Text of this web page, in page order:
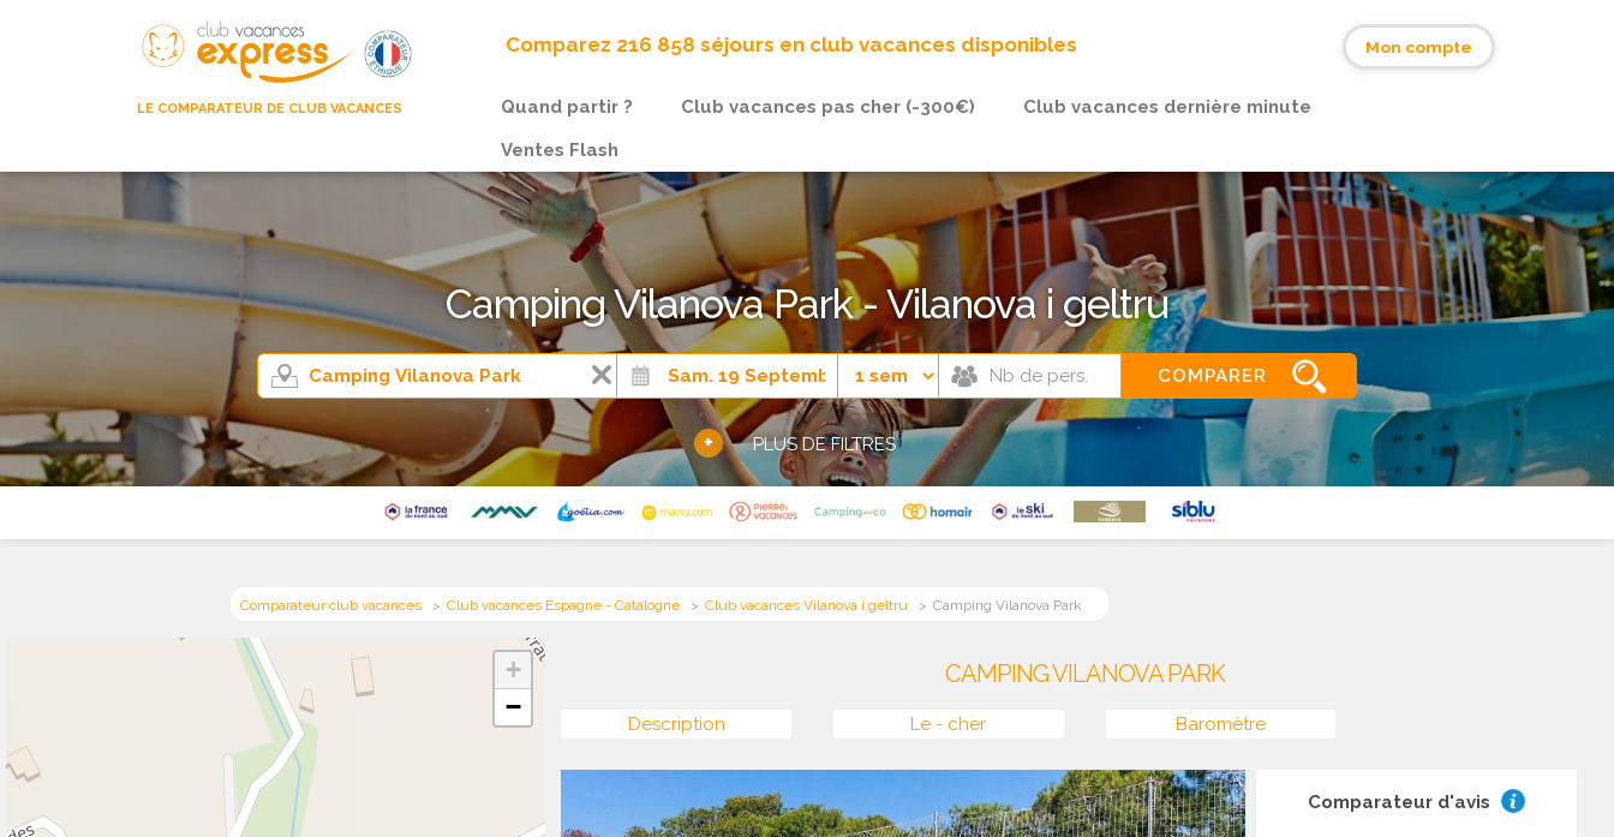
LE COMPARATEUR DE CLUB VACANCES
Comparez 216 858 séjours en club vacances disponibles Mon compte
Quand partir ? Club vacances pas cher (-300€)
Club vacances dernière minute
Ventes Flash
Camping Vilanova Park - Vilanova i geltru
COMPARER
+ PLUS DE FILTRES
Comparateur club vacances Club vacances Espagne - Catalogne Club vacances Vilanova i geltru Camping Vilanova Park
+
−
CAMPING VILANOVA PARK
Description Le - cher Baromètre
Comparateur d'avis